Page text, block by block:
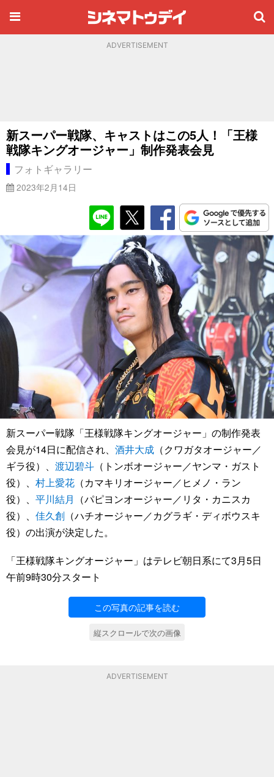
ADVERTISEMENT
新スーパー戦隊、キャストはこの5人！「王様
戦隊キングオージャー」制作発表会見
フォトギャラリー
2023年2月14日
新スーパー戦隊「王様戦隊キングオージャー」の制作発表
会見が14日に配信され、 酒井大成 （クワガタオージャー／
ギラ役）、 渡辺碧斗 （トンボオージャー／ヤンマ・ガスト
役）、 村上愛花 （カマキリオージャー／ヒメノ・ラン
役）、 平川結月 （パピヨンオージャー／リタ・カニスカ
役）、 佳久創 （ハチオージャー／カグラギ・ディボウスキ
役）の出演が決定した。
「王様戦隊キングオージャー」はテレビ朝日系にて3月5日
午前9時30分スタート
この写真の記事を読む
縦スクロールで次の画像
ADVERTISEMENT